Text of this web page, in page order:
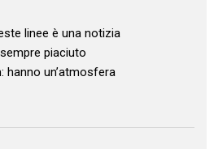
linee è una notizia
piaciuto
hanno un’atmosfera